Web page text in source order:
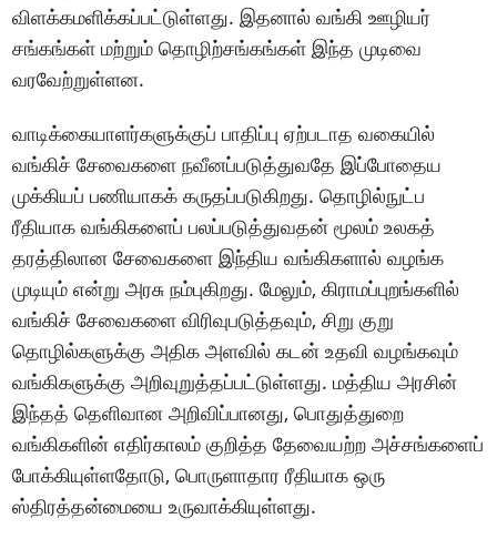
விளக்கமளிக்கப்பட்டுள்ளது. இதனால் வங்கி ஊழியர்
சங்கங்கள் மற்றும் தொழிற்சங்கங்கள் இந்த முடிவை
வரவேற்றுள்ளன.
வாடிக்கையாளர்களுக்குப் பாதிப்பு ஏற்படாத வகையில்
வங்கிச் சேவைகளை நவீனப்படுத்துவதே இப்போதைய
முக்கியப் பணியாகக் கருதப்படுகிறது. தொழில்நுட்ப
ரீதியாக வங்கிகளைப் பலப்படுத்துவதன் மூலம் உலகத்
தரத்திலான சேவைகளை இந்திய வங்கிகளால் வழங்க
முடியும் என்று அரசு நம்புகிறது. மேலும், கிராமப்புறங்களில்
வங்கிச் சேவைகளை விரிவுபடுத்தவும், சிறு குறு
தொழில்களுக்கு அதிக அளவில் கடன் உதவி வழங்கவும்
வங்கிகளுக்கு அறிவுறுத்தப்பட்டுள்ளது. மத்திய அரசின்
இந்தத் தெளிவான அறிவிப்பானது, பொதுத்துறை
வங்கிகளின் எதிர்காலம் குறித்த தேவையற்ற அச்சங்களைப்
போக்கியுள்ளதோடு, பொருளாதார ரீதியாக ஒரு
ஸ்திரத்தன்மையை உருவாக்கியுள்ளது.